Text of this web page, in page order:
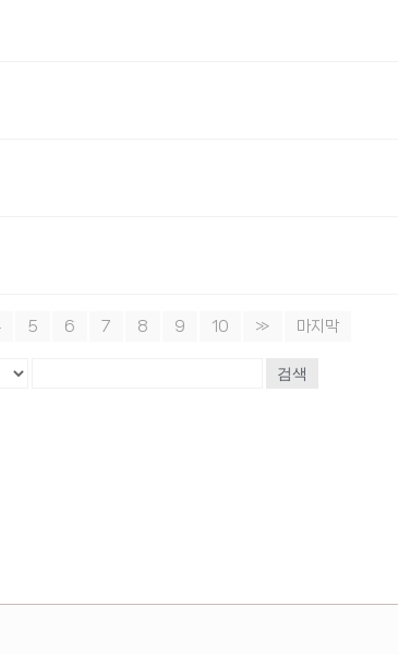
5 6 7 8 9 10 » 마지막
검색